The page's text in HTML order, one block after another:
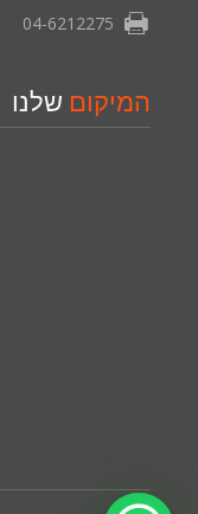
04-6212275
המיקום שלנו